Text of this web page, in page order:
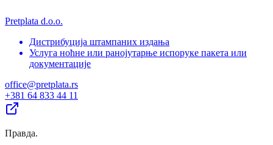
Pretplata d.o.o.
Дистрибуција штампаних издања
Услуга ноћне или ранојутарње испоруке пакета или
документације
office@pretplata.rs
+381 64 833 44 11
Правда.